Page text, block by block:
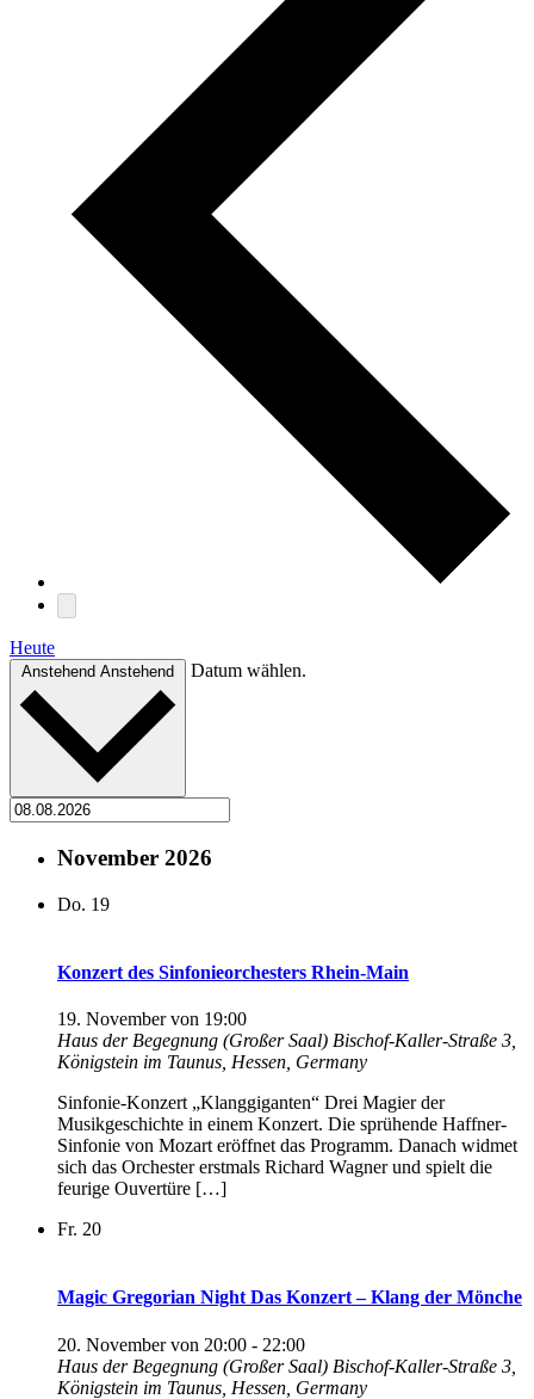
Heute
Anstehend Anstehend Datum wählen.
November 2026
Do. 19
Konzert des Sinfonieorchesters Rhein-Main
19. November von 19:00
Haus der Begegnung (Großer Saal) Bischof-Kaller-Straße 3,
Königstein im Taunus, Hessen, Germany
Sinfonie-Konzert „Klanggiganten“ Drei Magier der
Musikgeschichte in einem Konzert. Die sprühende Haffner-
Sinfonie von Mozart eröffnet das Programm. Danach widmet
sich das Orchester erstmals Richard Wagner und spielt die
feurige Ouvertüre […]
Fr. 20
Magic Gregorian Night Das Konzert – Klang der Mönche
20. November von 20:00 - 22:00
Haus der Begegnung (Großer Saal) Bischof-Kaller-Straße 3,
Königstein im Taunus, Hessen, Germany